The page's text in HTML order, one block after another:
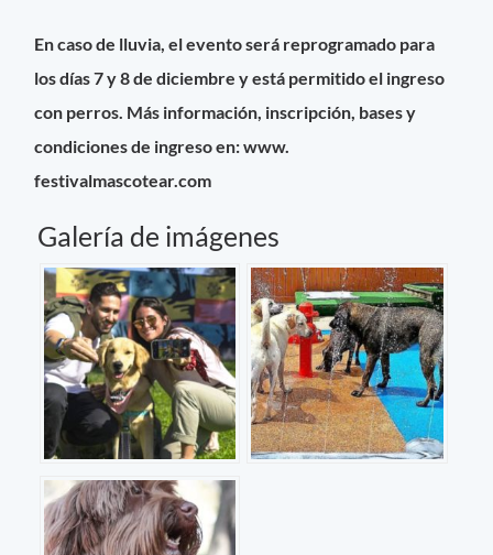
En caso de lluvia, el evento será reprogramado para
los días 7 y 8 de diciembre y está permitido el ingreso
con perros. Más información, inscripción, bases y
condiciones de ingreso en: www.
festivalmascotear.com
Galería de imágenes